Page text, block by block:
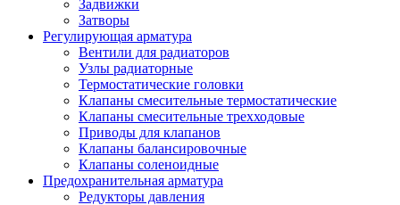
Задвижки
Затворы
Регулирующая арматура
Вентили для радиаторов
Узлы радиаторные
Термостатические головки
Клапаны смесительные термостатические
Клапаны смесительные трехходовые
Приводы для клапанов
Клапаны балансировочные
Клапаны соленоидные
Предохранительная арматура
Редукторы давления